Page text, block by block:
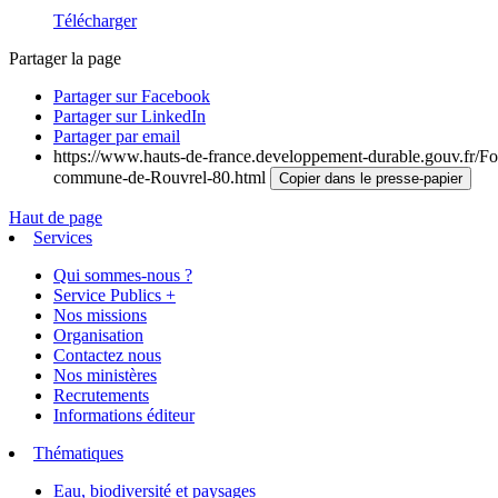
Télécharger
Partager la page
Partager sur Facebook
Partager sur LinkedIn
Partager par email
https://www.hauts-de-france.developpement-durable.gouv.fr/
commune-de-Rouvrel-80.html
Copier dans le presse-papier
Haut de page
Services
Qui sommes-nous ?
Service Publics +
Nos missions
Organisation
Contactez nous
Nos ministères
Recrutements
Informations éditeur
Thématiques
Eau, biodiversité et paysages